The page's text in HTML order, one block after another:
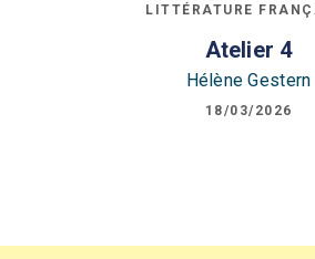
LITTÉRATURE
Atelier 4
Hélène Gestern
18/03/2026